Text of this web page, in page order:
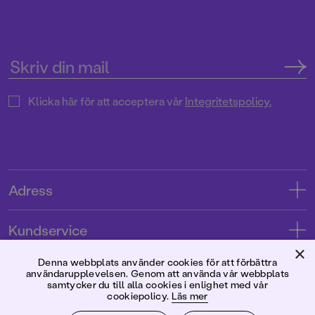
Klicka här för att acceptera vårIntegritetspolicy.
Adress
Tryckerigatan 4
Kundservice
Kontakta oss
Kundservice
Användarvillkor intressenter
Förlaget
×
Denna webbplats använder cookies för att förbättra
användarupplevelsen. Genom att använda vår webbplats
samtycker du till alla cookies i enlighet med vår
cookiepolicy. Läs mer